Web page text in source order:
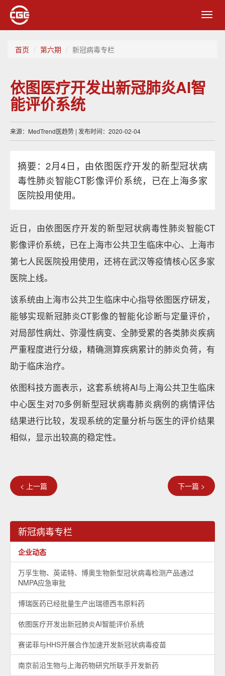
首页 第六期 新冠病毒专栏
依图医疗开发出新冠肺炎AI智
能评价系统
来源：MedTrend医趋势 | 发布时间：2020-02-04
摘要：2月4日，由依图医疗开发的新型冠状病
毒性肺炎智能CT影像评价系统，已在上海多家
医院投用使用。
近日，由依图医疗开发的新型冠状病毒性肺炎智能CT
影像评价系统，已在上海市公共卫生临床中心、上海市
第七人民医院投用使用，还将在武汉等疫情核心区多家
医院上线。
该系统由上海市公共卫生临床中心指导依图医疗研发，
能够实现新冠肺炎CT影像的智能化诊断与定量评价，
对局部性病灶、弥漫性病变、全肺受累的各类肺炎疾病
严重程度进行分级，精确测算疾病累计的肺炎负荷，有
助于临床治疗。
依图科技方面表示，这套系统将AI与上海公共卫生临床
中心医生对70多例新型冠状病毒肺炎病例的病情评估
结果进行比较，发现系统的定量分析与医生的评价结果
相似，显示出较高的稳定性。
< 上一篇 下一篇 >
新冠病毒专栏
企业动态
万孚生物、英诺特、博奥生物新型冠状病毒检测产品通过
NMPA应急审批
博瑞医药已经批量生产出瑞德西韦原料药
依图医疗开发出新冠肺炎AI智能评价系统
赛诺菲与HHS开展合作加速开发新冠状病毒疫苗
南京前沿生物与上海药物研究所联手开发新药